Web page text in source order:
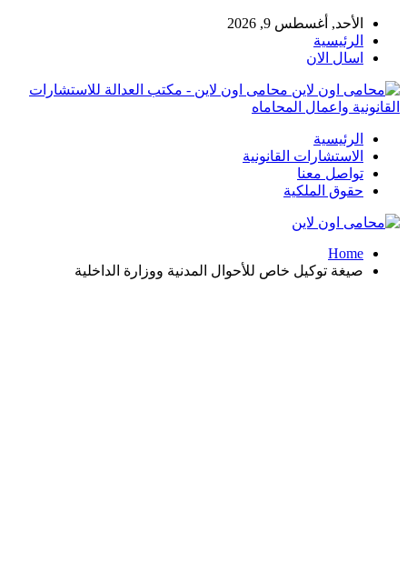
الأحد, أغسطس 9, 2026
الرئيسية
اسال الان
محامى اون لاين - مكتب العدالة للاستشارات
القانونية واعمال المحاماه
الرئيسية
الاستشارات القانونية
تواصل معنا
حقوق الملكية
Home
صيغة توكيل خاص للأحوال المدنية ووزارة الداخلية